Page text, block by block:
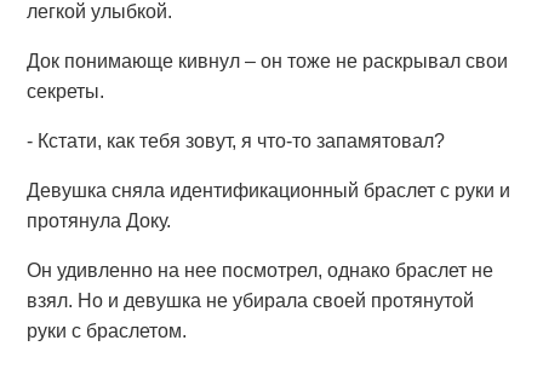
легкой улыбкой.
Док понимающе кивнул – он тоже не раскрывал свои
секреты.
- Кстати, как тебя зовут, я что-то запамятовал?
Девушка сняла идентификационный браслет с руки и
протянула Доку.
Он удивленно на нее посмотрел, однако браслет не
взял. Но и девушка не убирала своей протянутой
руки с браслетом.